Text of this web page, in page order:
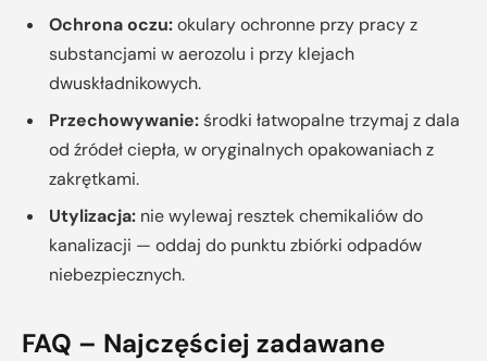
Ochrona oczu:okulary ochronne przy pracy z
substancjami w aerozolu i przy klejach
dwuskładnikowych.
Przechowywanie:środki łatwopalne trzymaj z dala
od źródeł ciepła, w oryginalnych opakowaniach z
zakrętkami.
Utylizacja: nie wylewaj resztek chemikaliów do
kanalizacji — oddaj do punktu zbiórki odpadów
niebezpiecznych.
FAQ – Najczęściej zadawane